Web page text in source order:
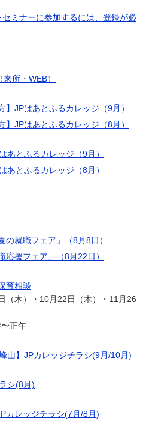
ミナーに参加するには、登録が必
所・WEB）
】JPはあとふるカレッジ（9月）
】JPはあとふるカレッジ（8月）
あとふるカレッジ（9月）
あとふるカレッジ（8月）
就職フェア」（8月8日）
応援フェア」（8月22日）
育相談
（木）・10月22日（木）・11月26
正午
山】JPカレッジチラシ(9月/10月)
シ(8月)
カレッジチラシ(7月/8月)